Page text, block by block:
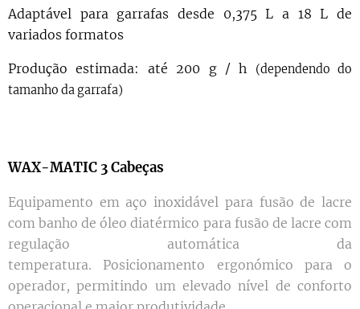
Adaptável para garrafas desde 0,375 L a 18 L de
variados formatos
Produção estimada: até 200 g / h
(dependendo do
tamanho da garrafa)
WAX-MATIC 3 Cabeças
Equipamento em aço inoxidável para fusão de lacre
com banho de óleo diatérmico para fusão de lacre com
regulação automática da
temperatura. Posicionamento ergonómico para o
operador, permitindo um elevado nível de conforto